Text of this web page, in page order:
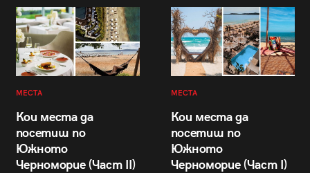
МЕСТА
Кои места да
посетиш по
Южното
Черноморие (Част II)
МЕСТА
Кои места да
посетиш по
Южното
Черноморие (Част I)